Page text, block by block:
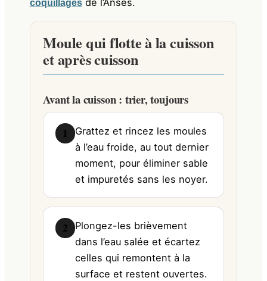
coquillages
Moule qui flotte à la cuisson
et après cuisson
Avant la cuisson : trier, toujours
1
Grattez et rincez les moules
à l’eau froide, au tout dernier
moment, pour éliminer sable
et impuretés sans les noyer.
2
Plongez-les brièvement
dans l’eau salée et écartez
celles qui remontent à la
surface et restent ouvertes.